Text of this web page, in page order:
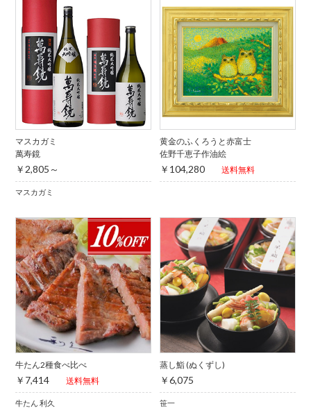
マスカガミ
萬寿鏡
￥2,805～
マスカガミ
黄金のふくろうと赤富士
佐野千恵子作油絵
￥104,280 送料無料
牛たん2種食べ比べ
￥7,414 送料無料
牛たん 利久
蒸し鮨 (ぬくずし)
￥6,075
笹一